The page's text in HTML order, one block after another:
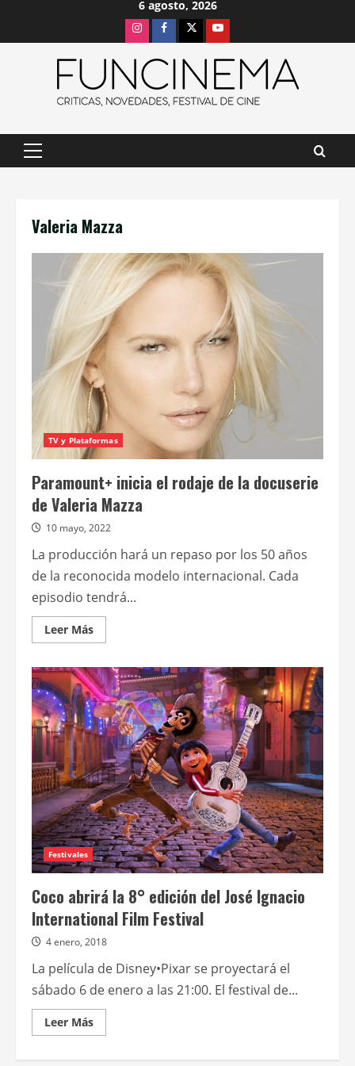
6 agosto, 2026
InstagramFacebook
X Youtube
Menú
Valeria Mazza
TV y Plataformas
Paramount+ inicia el rodaje de la docuserie
de Valeria Mazza
10 mayo, 2022
La producción hará un repaso por los 50 años
de la reconocida modelo internacional. Cada
episodio tendrá...
Leer MásLeer
más
Paramount+
inicia
el
rodaje
de
la
docuserie
de
Valeria
Mazza
Festivales
Coco abrirá la 8° edición del José Ignacio
International Film Festival
4 enero, 2018
La película de Disney•Pixar se proyectará el
sábado 6 de enero a las 21:00. El festival de...
Leer MásLeer
más